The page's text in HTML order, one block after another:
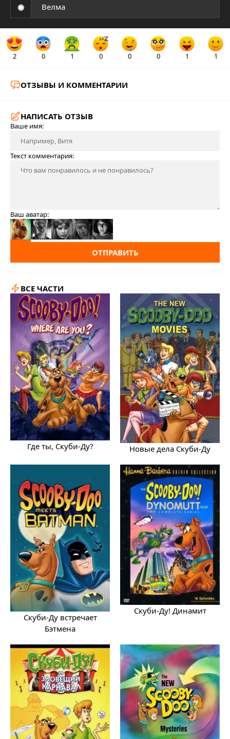
◉ Велма
2 0 1 0 0 0 1 1
ОТЗЫВЫ И КОММЕНТАРИИ
НАПИСАТЬ ОТЗЫВ
Ваше имя:
Текст комментария:
Ваш аватар:
ОТПРАВИТЬ
ВСЕ ЧАСТИ
Где ты, Скуби-Ду? Новые дела Скуби-Ду
Скуби-Ду встречает
Бэтмена
Скуби-Ду! Динамит